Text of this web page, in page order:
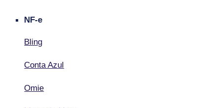
NF-e
Bling
Conta Azul
Omie